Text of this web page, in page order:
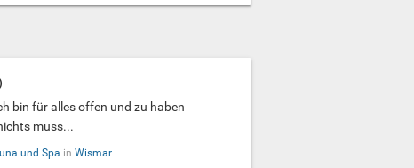
bin für alles offen und zu haben
muss...
und Spa inWismar